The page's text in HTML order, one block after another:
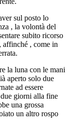
sul posto lo
, la volontà del
subito ricorso
, come in
la luna con le mani
aperto solo due
ad essere
giorni alla fine
una grossa
un altro rospo